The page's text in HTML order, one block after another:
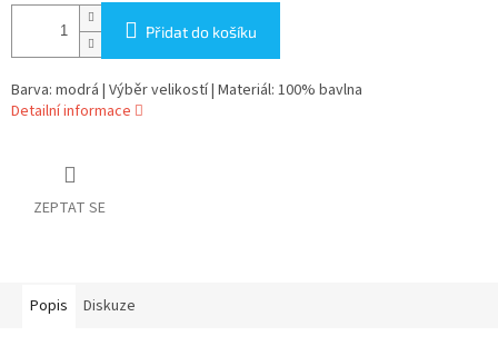
Přidat do košíku
Barva: modrá | Výběr velikostí | Materiál: 100% bavlna
Detailní informace
ZEPTAT SE
Popis Diskuze